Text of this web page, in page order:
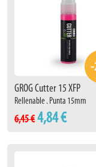
-
GROG Cutter 15 XFP
Rellenable . Punta 15mm
6,45 € 4,84 €